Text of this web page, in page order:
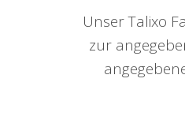
Unser Talixo
zur